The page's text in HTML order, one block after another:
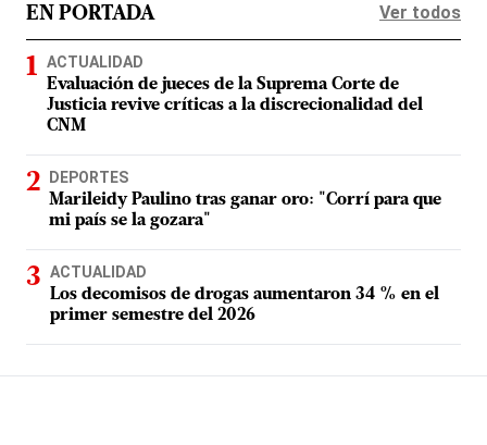
EN PORTADA Ver todos
ACTUALIDAD
Evaluación de jueces de la Suprema Corte de
Justicia revive críticas a la discrecionalidad del
CNM
DEPORTES
Marileidy Paulino tras ganar oro: "Corrí para que
mi país se la gozara"
ACTUALIDAD
Los decomisos de drogas aumentaron 34 % en el
primer semestre del 2026